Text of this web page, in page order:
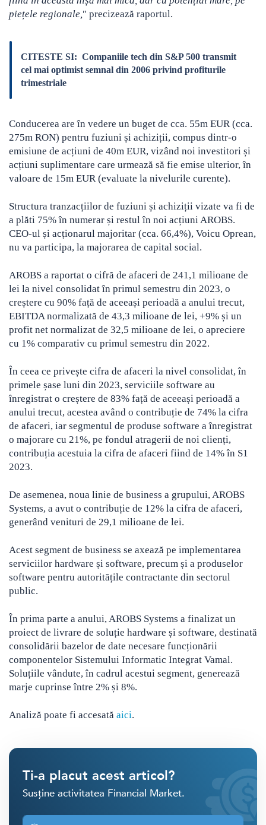
piețele regionale,″ precizează raportul.
CITESTE SI: Companiile tech din S&P 500 transmit
cel mai optimist semnal din 2006 privind profiturile
trimestriale
Conducerea are în vedere un buget de cca. 55m EUR (cca.
275m RON) pentru fuziuni și achiziții, compus dintr-o
emisiune de acțiuni de 40m EUR, vizând noi investitori și
acțiuni suplimentare care urmează să fie emise ulterior, în
valoare de 15m EUR (evaluate la nivelurile curente).
Structura tranzacțiilor de fuziuni și achiziții vizate va fi de
a plăti 75% în numerar și restul în noi acțiuni AROBS.
CEO-ul și acționarul majoritar (cca. 66,4%), Voicu Oprean,
nu va participa, la majorarea de capital social.
AROBS a raportat o cifră de afaceri de 241,1 milioane de
lei la nivel consolidat în primul semestru din 2023, o
creștere cu 90% față de aceeași perioadă a anului trecut,
EBITDA normalizată de 43,3 milioane de lei, +9% și un
profit net normalizat de 32,5 milioane de lei, o apreciere
cu 1% comparativ cu primul semestru din 2022.
În ceea ce privește cifra de afaceri la nivel consolidat, în
primele șase luni din 2023, serviciile software au
înregistrat o creștere de 83% față de aceeași perioadă a
anului trecut, acestea având o contribuție de 74% la cifra
de afaceri, iar segmentul de produse software a înregistrat
o majorare cu 21%, pe fondul atragerii de noi clienți,
contribuția acestuia la cifra de afaceri fiind de 14% în S1
2023.
De asemenea, noua linie de business a grupului, AROBS
Systems, a avut o contribuție de 12% la cifra de afaceri,
generând venituri de 29,1 milioane de lei.
Acest segment de business se axează pe implementarea
serviciilor hardware și software, precum și a produselor
software pentru autoritățile contractante din sectorul
public.
În prima parte a anului, AROBS Systems a finalizat un
proiect de livrare de soluție hardware și software, destinată
consolidării bazelor de date necesare funcționării
componentelor Sistemului Informatic Integrat Vamal.
Soluțiile vândute, în cadrul acestui segment, generează
marje cuprinse între 2% și 8%.
Analiză poate fi accesată aici.
Ti-a placut acest articol?
Susține activitatea Financial Market.